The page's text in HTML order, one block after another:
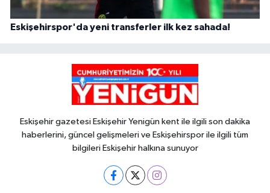
Eskişehirspor'da yeni transferler ilk kez sahada!
Eskişehir gazetesi Eskişehir Yenigün kent ile ilgili son dakika
haberlerini, güncel gelişmeleri ve Eskişehirspor ile ilgili tüm
bilgileri Eskişehir halkına sunuyor